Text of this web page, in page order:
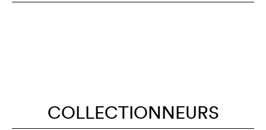
COLLECTIONNEURS